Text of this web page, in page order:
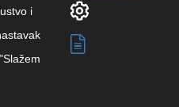
| All rights reserved.
i